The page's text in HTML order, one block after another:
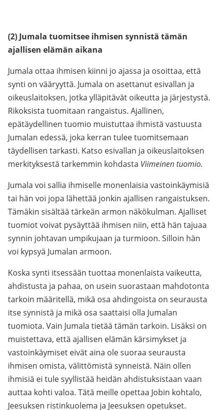
(2) Jumala tuomitsee ihmisen synnistä tämän
ajallisen elämän aikana
Jumala ottaa ihmisen kiinni jo ajassa ja osoittaa, että
synti on vääryyttä. Jumala on asettanut esivallan ja
oikeuslaitoksen, jotka ylläpitävät oikeutta ja järjestystä.
Rikoksista tuomitaan rangaistus. Ajallinen,
epätäydellinen tuomio muistuttaa ihmistä vastuusta
Jumalan edessä, joka kerran tulee tuomitsemaan
täydellisen tarkasti. Katso esivallan ja oikeuslaitoksen
merkityksestä tarkemmin kohdasta Viimeinen tuomio.
Jumala voi sallia ihmiselle monenlaisia vastoinkäymisiä
tai hän voi jopa lähettää jonkin ajallisen rangaistuksen.
Tämäkin sisältää tärkeän armon näkökulman. Ajalliset
tuomiot voivat pysäyttää ihmisen niin, että hän tajuaa
synnin johtavan umpikujaan ja turmioon. Silloin hän
voi kypsyä Jumalan armoon.
Koska synti itsessään tuottaa monenlaista vaikeutta,
ahdistusta ja pahaa, on usein suorastaan mahdotonta
tarkoin määritellä, mikä osa ahdingoista on seurausta
itse synnistä ja mikä osa saattaisi olla Jumalan
tuomiota. Vain Jumala tietää tämän tarkoin. Lisäksi on
muistettava, että ajallisen elämän kärsimykset ja
vastoinkäymiset eivät aina ole suoraa seurausta
ihmisen omista, välittömistä synneistä. Näin ollen
ihmisiä ei tule syyllistää heidän ahdistuksistaan vaan
auttaa kohti valoa. Tätä meille opettaa Jobin kohtalo,
Jeesuksen ristinkuolema ja Jeesuksen opetukset.